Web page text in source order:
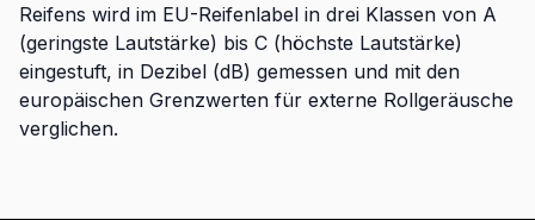
Reifens wird im EU-Reifenlabel in drei Klassen von A
(geringste Lautstärke) bis C (höchste Lautstärke)
eingestuft, in Dezibel (dB) gemessen und mit den
europäischen Grenzwerten für externe Rollgeräusche
verglichen.